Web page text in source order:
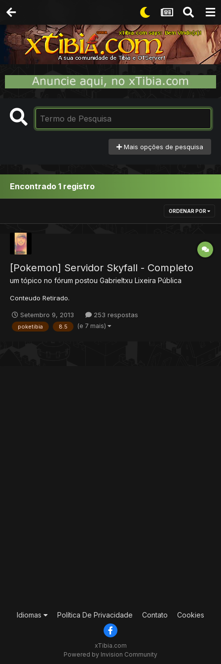
Mais opções de pesquisa
Encontrado 1 registro
ORDENAR POR
[Pokemon] Servidor Skyfall - Completo
um tópico no fórum postou Gabrieltxu Lixeira Pública
Conteudo Retirado.
Setembro 9, 2013 253 respostas
poketibia 8.5 (e 7 mais)
Idiomas Política De Privacidade Contato Cookies
xTibia.com
Powered by Invision Community